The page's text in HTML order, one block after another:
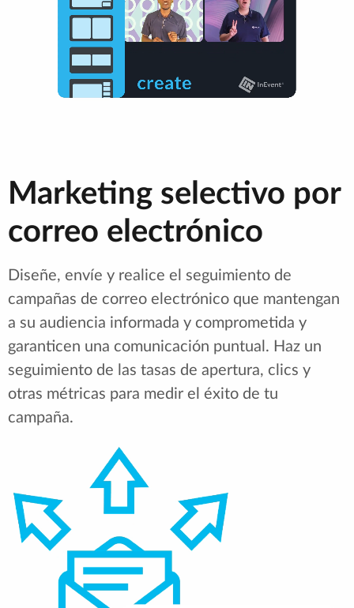
Marketing selectivo por
correo electrónico
Diseñe, envíe y realice el seguimiento de
campañas de correo electrónico que mantengan
a su audiencia informada y comprometida y
garanticen una comunicación puntual. Haz un
seguimiento de las tasas de apertura, clics y
otras métricas para medir el éxito de tu
campaña.